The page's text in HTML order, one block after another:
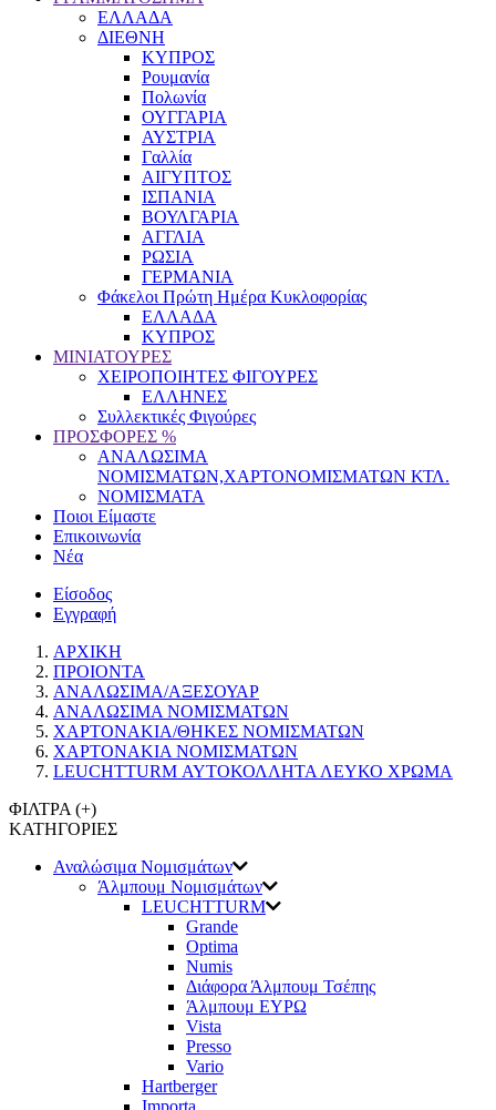
ΕΛΛΑΔΑ
ΔΙΕΘΝΗ
ΚΥΠΡΟΣ
Ρουμανία
Πολωνία
ΟΥΓΓΑΡΙΑ
ΑΥΣΤΡΙΑ
Γαλλία
ΑΙΓΥΠΤΟΣ
ΙΣΠΑΝΙΑ
ΒΟΥΛΓΑΡΙΑ
ΑΓΓΛΙΑ
ΡΩΣΙΑ
ΓΕΡΜΑΝΙΑ
Φάκελοι Πρώτη Ημέρα Κυκλοφορίας
ΕΛΛΑΔΑ
ΚΥΠΡΟΣ
ΜΙΝΙΑΤΟΥΡΕΣ
ΧΕΙΡΟΠΟΙΗΤΕΣ ΦΙΓΟΥΡΕΣ
ΕΛΛΗΝΕΣ
Συλλεκτικές Φιγούρες
ΠΡΟΣΦΟΡΕΣ %
ΑΝΑΛΩΣΙΜΑ
ΝΟΜΙΣΜΑΤΩΝ,ΧΑΡΤΟΝΟΜΙΣΜΑΤΩΝ ΚΤΛ.
ΝΟΜΙΣΜΑΤΑ
Ποιοι Είμαστε
Επικοινωνία
Νέα
Είσοδος
Εγγραφή
ΑΡΧΙΚΗ
ΠΡΟΙΟΝΤΑ
ΑΝΑΛΩΣΙΜΑ/ΑΞΕΣΟΥΑΡ
ΑΝΑΛΩΣΙΜΑ ΝΟΜΙΣΜΑΤΩΝ
ΧΑΡΤΟΝΑΚΙΑ/ΘΗΚΕΣ ΝΟΜΙΣΜΑΤΩΝ
ΧΑΡΤΟΝΑΚΙΑ ΝΟΜΙΣΜΑΤΩΝ
LEUCHTTURM ΑΥΤΟΚΟΛΛΗΤΑ ΛΕΥΚΟ ΧΡΩΜΑ
ΦΙΛΤΡΑ (+)
ΚΑΤΗΓΟΡΙΕΣ
Αναλώσιμα Νομισμάτων
Άλμπουμ Νομισμάτων
LEUCHTTURM
Grande
Optima
Numis
Διάφορα Άλμπουμ Τσέπης
Άλμπουμ ΕΥΡΩ
Vista
Presso
Vario
Hartberger
Importa